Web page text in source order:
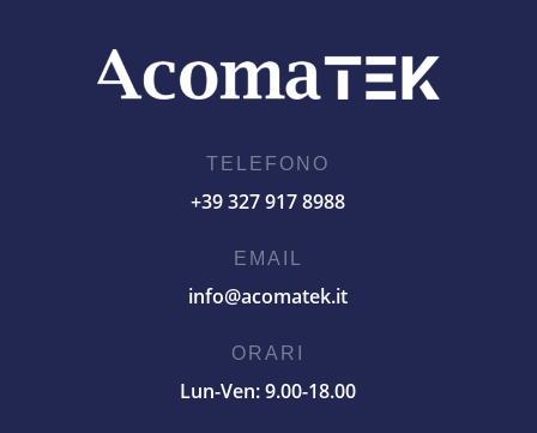
TELEFONO
+39 327 917 8988
EMAIL
info@acomatek.it
ORARI
Lun-Ven: 9.00-18.00